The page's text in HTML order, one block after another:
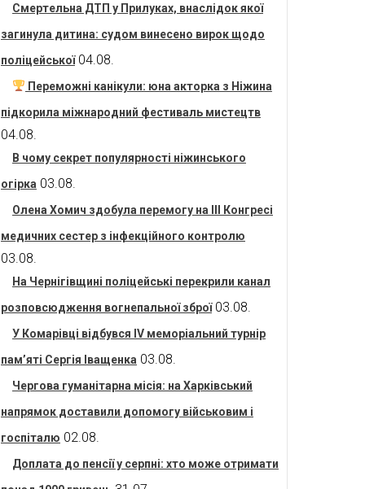
Смертельна ДТП у Прилуках, внаслідок якої
загинула дитина: судом винесено вирок щодо
поліцейської 04.08.
Переможні канікули: юна акторка з Ніжина
підкорила міжнародний фестиваль мистецтв
04.08.
В чому секрет популярності ніжинського
огірка 03.08.
Олена Хомич здобула перемогу на ІІІ Конгресі
медичних сестер з інфекційного контролю
03.08.
На Чернігівщині поліцейські перекрили канал
розповсюдження вогнепальної зброї 03.08.
У Комарівці відбувся IV меморіальний турнір
пам’яті Сергія Іващенка 03.08.
Чергова гуманітарна місія: на Харківський
напрямок доставили допомогу військовим і
госпіталю 02.08.
Доплата до пенсії у серпні: хто може отримати